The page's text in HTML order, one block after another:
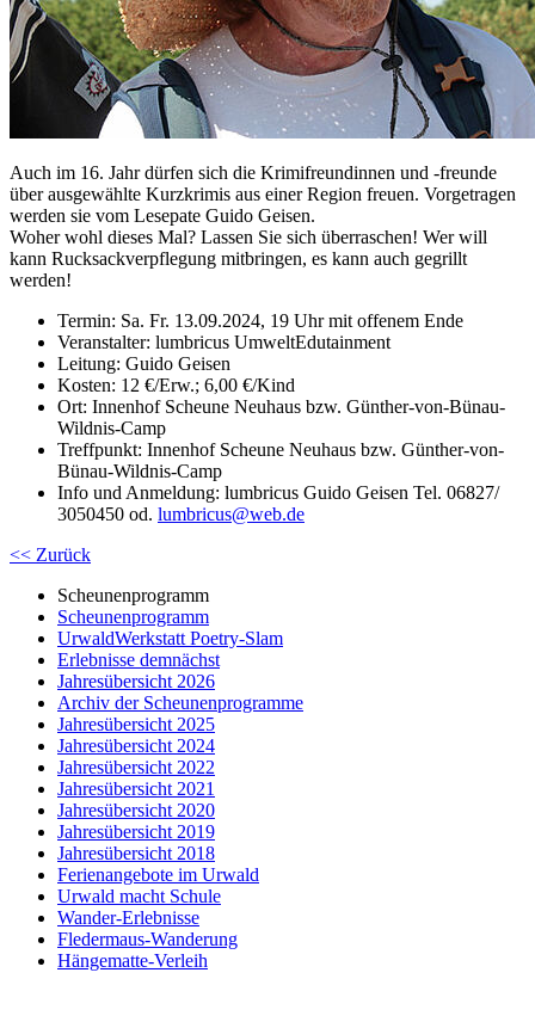
Auch im 16. Jahr dürfen sich die Krimifreundinnen und -freunde
über ausgewählte Kurzkrimis aus einer Region freuen. Vorgetragen
werden sie vom Lesepate Guido Geisen.
Woher wohl dieses Mal? Lassen Sie sich überraschen! Wer will
kann Rucksackverpflegung mitbringen, es kann auch gegrillt
werden!
Termin: Sa. Fr. 13.09.2024, 19 Uhr mit offenem Ende
Veranstalter: lumbricus UmweltEdutainment
Leitung: Guido Geisen
Kosten: 12 €/Erw.; 6,00 €/Kind
Ort: Innenhof Scheune Neuhaus bzw. Günther-von-Bünau-
Wildnis-Camp
Treffpunkt: Innenhof Scheune Neuhaus bzw. Günther-von-
Bünau-Wildnis-Camp
Info und Anmeldung: lumbricus Guido Geisen Tel. 06827/
3050450 od. lumbricus@web.de
<< Zurück
Scheunenprogramm
Scheunenprogramm
UrwaldWerkstatt Poetry-Slam
Erlebnisse demnächst
Jahresübersicht 2026
Archiv der Scheunenprogramme
Jahresübersicht 2025
Jahresübersicht 2024
Jahresübersicht 2022
Jahresübersicht 2021
Jahresübersicht 2020
Jahresübersicht 2019
Jahresübersicht 2018
Ferienangebote im Urwald
Urwald macht Schule
Wander-Erlebnisse
Fledermaus-Wanderung
Hängematte-Verleih